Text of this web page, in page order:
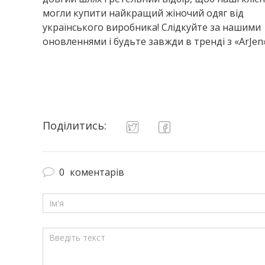
могли купити найкращий жіночий одяг від
українського виробника! Слідкуйте за нашими
оновленнями і будьте завжди в тренді з
Поділитись:
0 коментарів